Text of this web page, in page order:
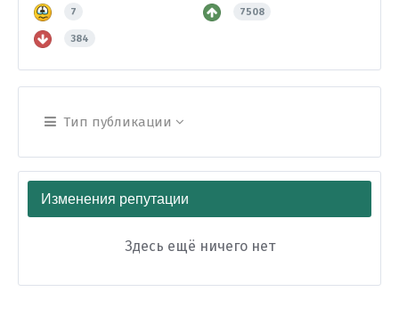
7 7508
384
Тип публикации
Изменения репутации
Здесь ещё ничего нет